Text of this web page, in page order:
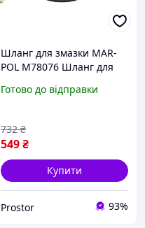
Шланг для змазки MAR-
POL M78076 Шланг для
Готово до відправки
549₴
732 ₴
Купити
Prostor 93%